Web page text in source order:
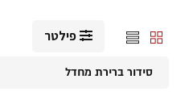
פילטר
סידור ברירת מחדל